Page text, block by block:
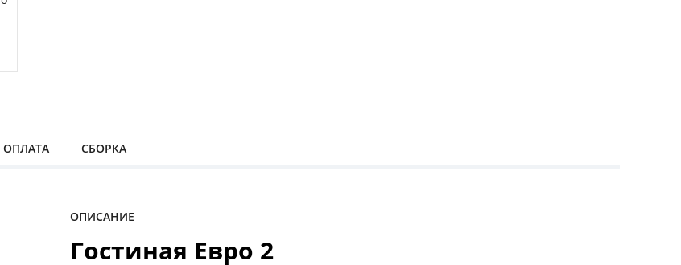
ОПЛАТА СБОРКА
ОПИСАНИЕ
Гостиная Евро 2